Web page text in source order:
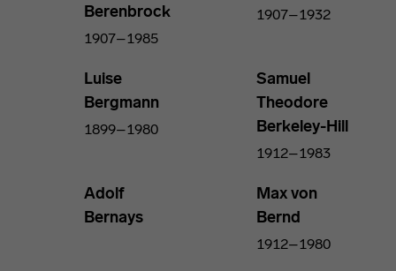
Berenbrock
1907–1985
1907–1932
Luise
Bergmann
1899–1980
Samuel
Theodore
Berkeley-Hill
1912–1983
Adolf
Bernays
Max von
Bernd
1912–1980